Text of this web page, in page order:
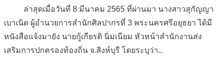
ล่าสุดเมื่อวันที่ 8 มีนาคม 2565 ที่ผ่านมา นางสาวสุกัญญา
เบาเนิด ผู้อำนวยการสำนักศิลปากรที่ 3 พระนครศรีอยุธยา ได้มี
หนังสือแจ้งมายัง นายกู้เกียรติ นิ่มเนียม หัวหน้าสำนักงานส่ง
เสริมการปกครองท้องถิ่น จ.สิงห์บุรี โดยระบุว่า..